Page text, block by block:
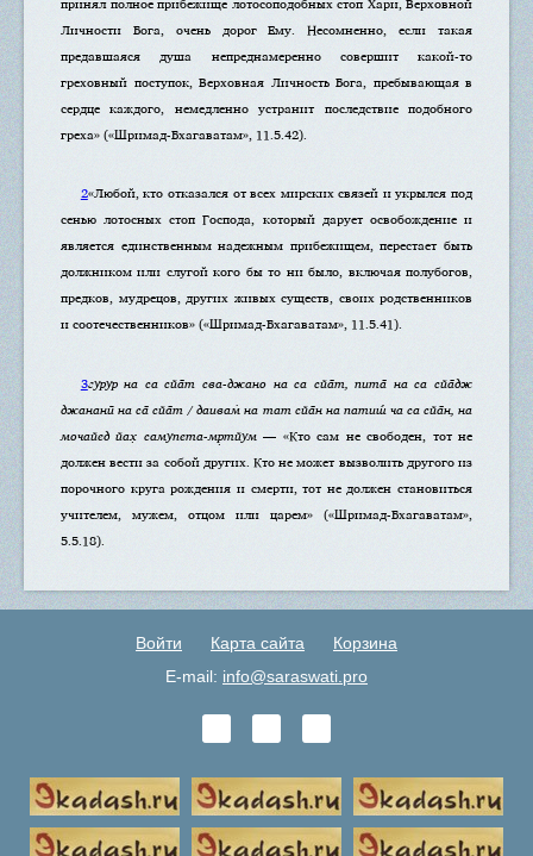
Личности Бога, очень дорог Ему. Несомненно, если такая
предавшаяся душа непреднамеренно совершит какой-то
греховный поступок, Верховная Личность Бога, пребывающая в
сердце каждого, немедленно устранит последствие подобного
греха» («Шримад-Бхагаватам», 11.5.42).
2«Любой, кто отказался от всех мирских связей и укрылся под
сенью лотосных стоп Господа, который дарует освобождение и
является единственным надежным прибежищем, перестает быть
должником или слугой кого бы то ни было, включая полубогов,
предков, мудрецов, других живых существ, своих родственников
и соотечественников» («Шримад-Бхагаватам», 11.5.41).
3гурур на са сйа̄т сва-джано на са сйа̄т, пита̄ на са сйа̄дж
джананӣ на са̄ сйа̄т / даивам̇ на тат сйа̄н на патиш́ ча са сйа̄н, на
мочайед йах̣ самупета-мр̣тйум— «Кто сам не свободен, тот не
должен вести за собой других. Кто не может вызволить другого из
порочного круга рождения и смерти, тот не должен становиться
учителем, мужем, отцом или царем» («Шримад-Бхагаватам»,
5.5.18).
Войти Карта сайта
Корзина
E-mail: info@saraswati.pro